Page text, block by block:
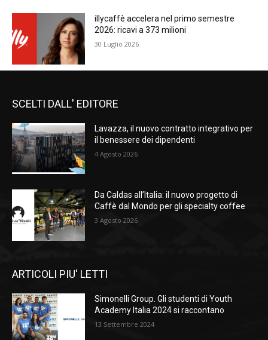
illycaffè accelera nel primo semestre
2026: ricavi a 373 milioni
30 Luglio 2026
SCELTI DALL' EDITORE
Lavazza, il nuovo contratto integrativo per
il benessere dei dipendenti
4 Agosto 2026
Da Caldas all’Italia: il nuovo progetto di
Caffè dal Mondo per gli specialty coffee
3 Agosto 2026
ARTICOLI PIU' LETTI
Simonelli Group. Gli studenti di Youth
Academy Italia 2024 si raccontano
13 Settembre 2024